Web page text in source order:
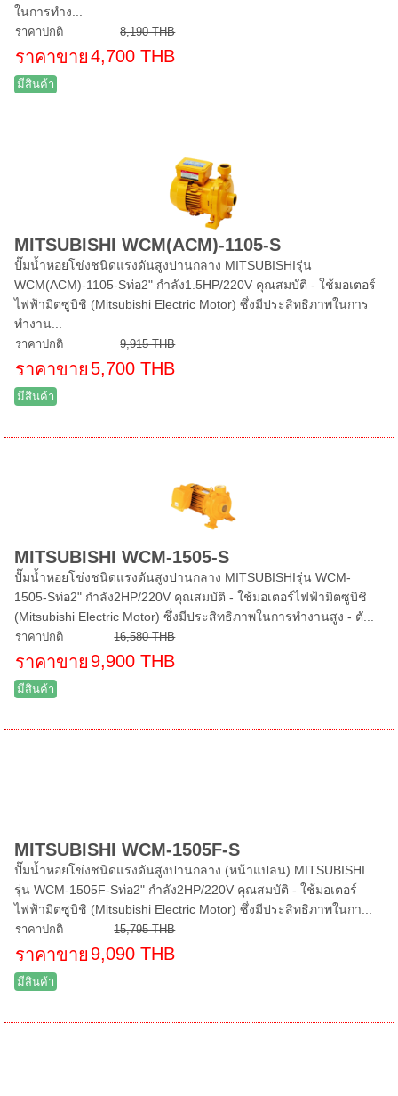
ในการทำง...
ราคาปกติ 8,190 THB
ราคาขาย4,700 THB
มีสินค้า
MITSUBISHI WCM(ACM)-1105-S
ปั๊มน้ำหอยโข่งชนิดแรงดันสูงปานกลาง MITSUBISHIรุ่น
WCM(ACM)-1105-Sท่อ2" กำลัง1.5HP/220V คุณสมบัติ - ใช้มอเตอร์
ไฟฟ้ามิตซูบิชิ (Mitsubishi Electric Motor) ซึ่งมีประสิทธิภาพในการ
ทำงาน...
ราคาปกติ 9,915 THB
ราคาขาย 5,700 THB
มีสินค้า
MITSUBISHI WCM-1505-S
ปั๊มน้ำหอยโข่งชนิดแรงดันสูงปานกลาง MITSUBISHIรุ่น WCM-
1505-Sท่อ2" กำลัง2HP/220V คุณสมบัติ - ใช้มอเตอร์ไฟฟ้ามิตซูบิชิ
(Mitsubishi Electric Motor) ซึ่งมีประสิทธิภาพในการทำงานสูง - ตั...
ราคาปกติ 16,580 THB
ราคาขาย 9,900 THB
มีสินค้า
MITSUBISHI WCM-1505F-S
ปั๊มน้ำหอยโข่งชนิดแรงดันสูงปานกลาง (หน้าแปลน) MITSUBISHI
รุ่น WCM-1505F-Sท่อ2" กำลัง2HP/220V คุณสมบัติ - ใช้มอเตอร์
ไฟฟ้ามิตซูบิชิ (Mitsubishi Electric Motor) ซึ่งมีประสิทธิภาพในกา...
ราคาปกติ 15,795 THB
ราคาขาย 9,090 THB
มีสินค้า